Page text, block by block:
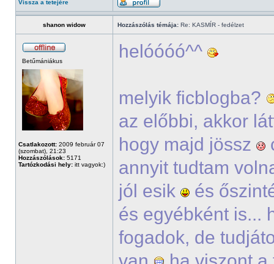
Vissza a tetejére
shanon widow Hozzászólás témája: Re: KASMÍR - fedélzet
Betűmániákus
Csatlakozott: 2009 február 07
(szombat), 21:23
Hozzászólások: 5171
Tartózkodási hely: itt vagyok:)
helóóóó^^
melyik ficblogba?
az előbbi, akkor
hogy majd jössz
annyit tudtam
jól esik
és
és egyébként is...
fogadok, de